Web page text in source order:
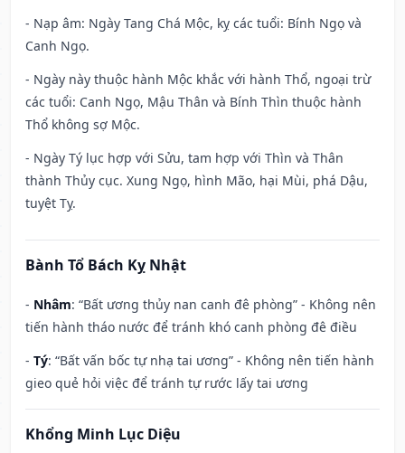
- Nạp âm: Ngày Tang Chá Mộc, kỵ các tuổi: Bính Ngọ và
Canh Ngọ.
- Ngày này thuộc hành Mộc khắc với hành Thổ, ngoại trừ
các tuổi: Canh Ngọ, Mậu Thân và Bính Thìn thuộc hành
Thổ không sợ Mộc.
- Ngày Tý lục hợp với Sửu, tam hợp với Thìn và Thân
thành Thủy cục. Xung Ngọ, hình Mão, hại Mùi, phá Dậu,
tuyệt Tỵ.
Bành Tổ Bách Kỵ Nhật
- Nhâm: “Bất ương thủy nan canh đê phòng” - Không nên
tiến hành tháo nước để tránh khó canh phòng đê điều
- Tý: “Bất vấn bốc tự nhạ tai ương” - Không nên tiến hành
gieo quẻ hỏi việc để tránh tự rước lấy tai ương
Khổng Minh Lục Diệu